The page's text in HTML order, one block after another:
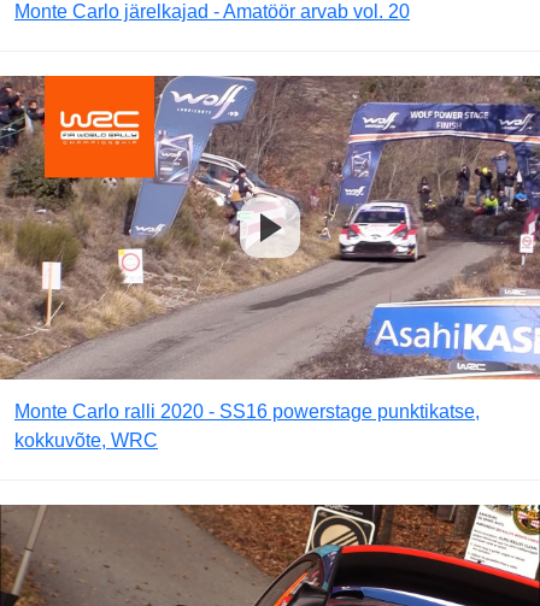
Monte Carlo järelkajad - Amatöör arvab vol. 20
Monte Carlo ralli 2020 - SS16 powerstage punktikatse,
kokkuvõte, WRC